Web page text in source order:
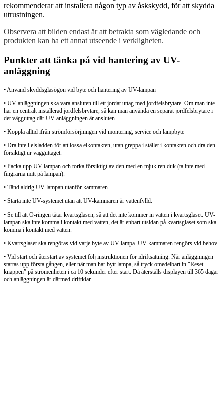
rekommenderar att installera någon typ av åskskydd, för att skydda
utrustningen.
Observera att bilden endast är att betrakta som vägledande och
produkten kan ha ett annat utseende i verkligheten.
Punkter att tänka på vid hantering av UV-
anläggning
• Använd skyddsglasögon vid byte och hantering av UV-lampan
• UV-anläggningen ska vara ansluten till ett jordat uttag med jordfelsbrytare. Om man inte
har en centralt installerad jordfelsbrytare, så kan man använda en separat jordfelsbrytare i
det vägguttag där UV-anläggningen är ansluten.
• Koppla alltid ifrån strömförsörjningen vid montering, service och lampbyte
• Dra inte i elsladden för att lossa elkontakten, utan greppa i stället i kontakten och dra den
försiktigt ur vägguttaget.
• Packa upp UV-lampan och torka försiktigt av den med en mjuk ren duk (ta inte med
fingrarna mitt på lampan).
• Tänd aldrig UV-lampan utanför kammaren
• Starta inte UV-systemet utan att UV-kammaren är vattenfylld.
• Se till att O-ringen tätar kvartsglasen, så att det inte kommer in vatten i kvartsglaset. UV-
lampan ska inte komma i kontakt med vatten, det är enbart utsidan på kvartsglaset som ska
komma i kontakt med vatten.
• Kvartsglaset ska rengöras vid varje byte av UV-lampa. UV-kammaren rengörs vid behov.
• Vid start och återstart av systemet följ instruktionen för idriftsättning. När anläggningen
startas upp första gången, eller när man har bytt lampa, så tryck omedelbart in "Reset-
knappen” på strömenheten i ca 10 sekunder efter start. Då återställs displayen till 365 dagar
och anläggningen är därmed driftklar.